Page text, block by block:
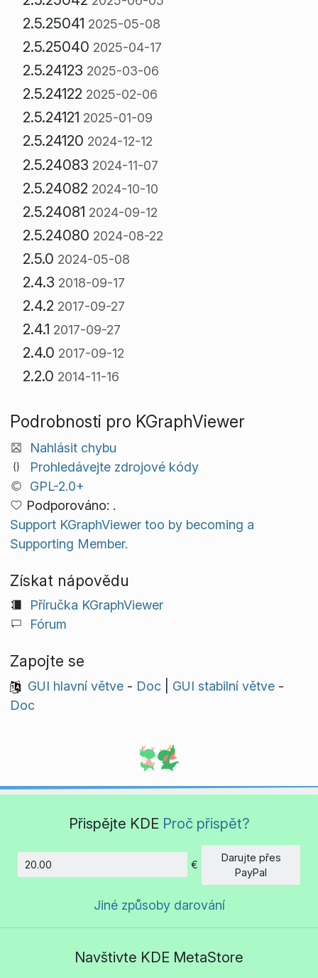
2.5.25041 2025-05-08
2.5.25040 2025-04-17
2.5.24123 2025-03-06
2.5.24122 2025-02-06
2.5.24121 2025-01-09
2.5.24120 2024-12-12
2.5.24083 2024-11-07
2.5.24082 2024-10-10
2.5.24081 2024-09-12
2.5.24080 2024-08-22
2.5.0 2024-05-08
2.4.3 2018-09-17
2.4.2 2017-09-27
2.4.1 2017-09-27
2.4.0 2017-09-12
2.2.0 2014-11-16
Podrobnosti pro KGraphViewer
Nahlásit chybu
Prohledávejte zdrojové kódy
GPL-2.0+
Podporováno: .
Support KGraphViewer too by becoming a
Supporting Member.
Získat nápovědu
Příručka KGraphViewer
Fórum
Zapojte se
GUI hlavní větve- Doc| GUI stabilní větve-
Doc
Přispějte KDE Proč přispět?
€
Darujte přes
PayPal
Jiné způsoby darování
Navštivte KDE MetaStore